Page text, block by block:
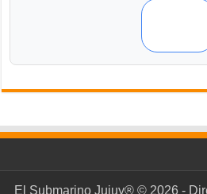
El Submarino Jujuy® © 2026 -